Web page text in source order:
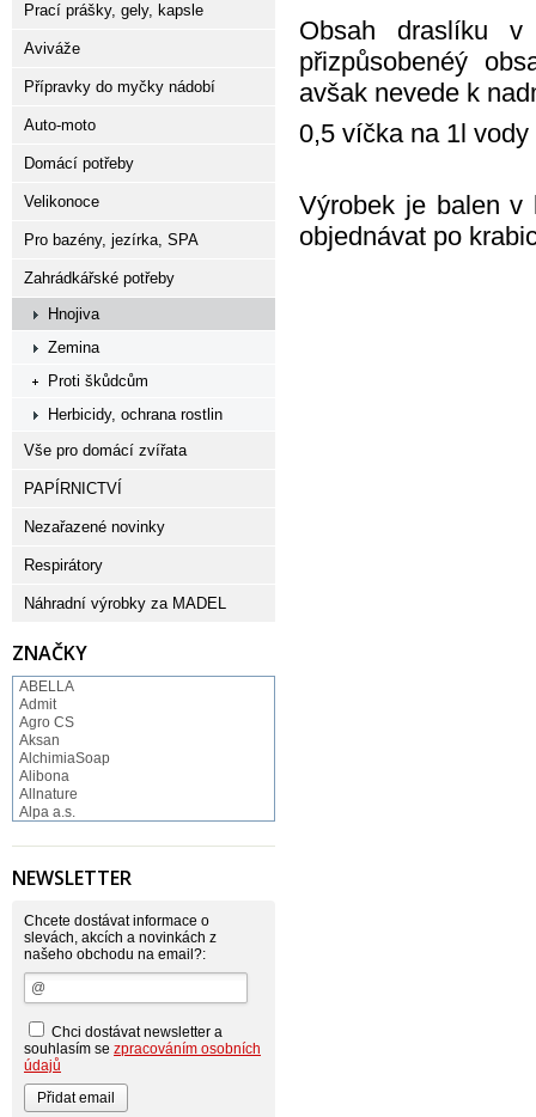
Obsah draslíku
přizpůsobenéý
avšak nevede k
0,5 víčka na 1l
Výrobek je balen
objednávat po
Prací prášky, gely, kapsle
Aviváže
Přípravky do myčky nádobí
Auto-moto
Domácí potřeby
Velikonoce
Pro bazény, jezírka, SPA
Zahrádkářské potřeby
Hnojiva
Zemina
Proti škůdcům
Herbicidy, ochrana rostlin
Vše pro domácí zvířata
PAPÍRNICTVÍ
Nezařazené novinky
Respirátory
Náhradní výrobky za MADEL
ZNAČKY
ABELLA
Admit
Agro CS
Aksan
AlchimiaSoap
Alibona
Allnature
Alpa a.s.
Alufix
Astonish
Atlantic
AutoMax Group
Axcentive
BaL
Bateria
Beauty Lille
Beiersdorf - Nivea
Bella
Benkor
BERGEN S. R. L.
NEWSLETTER
Chcete dostávat informace o
slevách, akcích a novinkách z
našeho obchodu na email?:
Chci dostávat newsletter a
souhlasím se zpracováním osobních
údajů